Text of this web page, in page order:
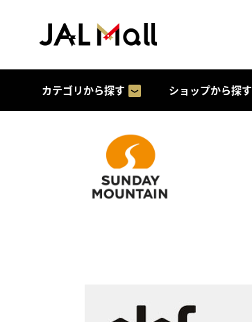
カテゴリから探す ショップから探す